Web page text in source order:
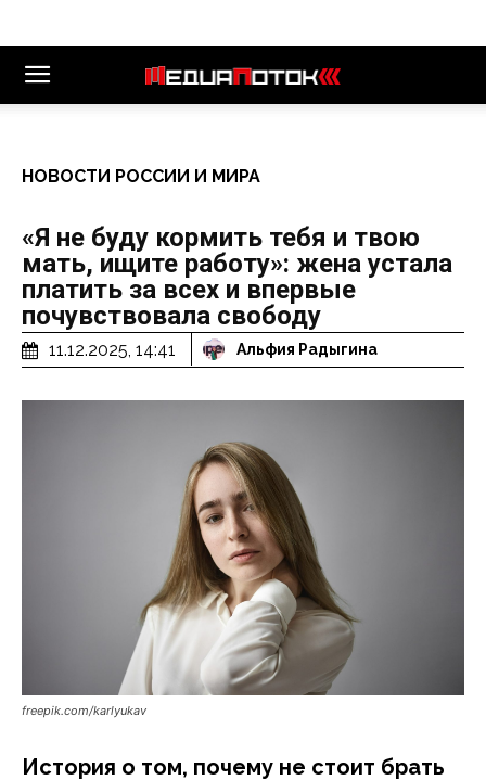
НОВОСТИ РОССИИ И МИРА
«Я не буду кормить тебя и твою
мать, ищите работу»: жена устала
платить за всех и впервые
почувствовала свободу
11.12.2025, 14:41 Альфия Радыгина
freepik.com/karlyukav
История о том, почему не стоит брать